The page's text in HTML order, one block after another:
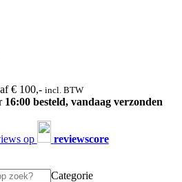
€ 100,- incl. BTW
16:00 besteld, vandaag verzonden
op reviewscore
Categorie